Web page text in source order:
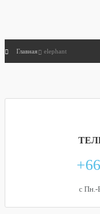
Главная elephant
с Пн.-